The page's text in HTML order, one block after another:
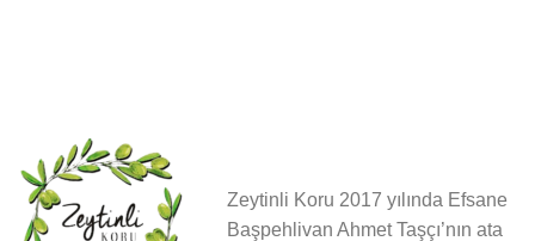
Zeytinli Koru 2017 yılında Efsane
Başpehlivan Ahmet Taşçı’nın ata